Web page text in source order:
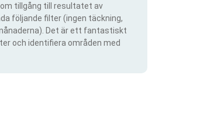
tillgång till resultatet av
följande filter (ingen täckning,
Det är ett fantastiskt
och identifiera områden med